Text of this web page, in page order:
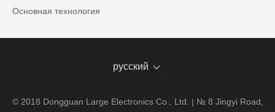
Основная технология
русский
© 2018 Dongguan Large Electronics Co., Ltd. | № 8 Jingyi Road,